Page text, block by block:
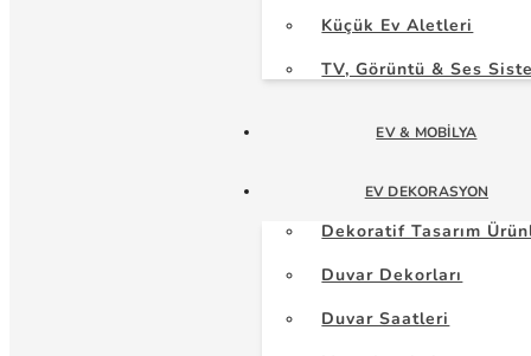
Küçük Ev Aletleri
TV, Görüntü & Ses
EV & MOBILYA
EV DEKORASYON
Dekoratif Tasarım
Duvar Dekorları
Duvar Saatleri